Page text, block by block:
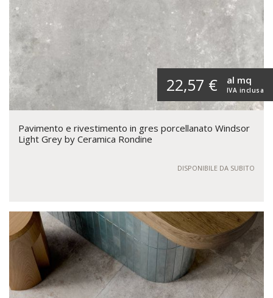
22,57 € IVA inclusa
al mq
Pavimento e rivestimento in gres porcellanato Windsor
Light Grey by Ceramica Rondine
DISPONIBILE DA SUBITO